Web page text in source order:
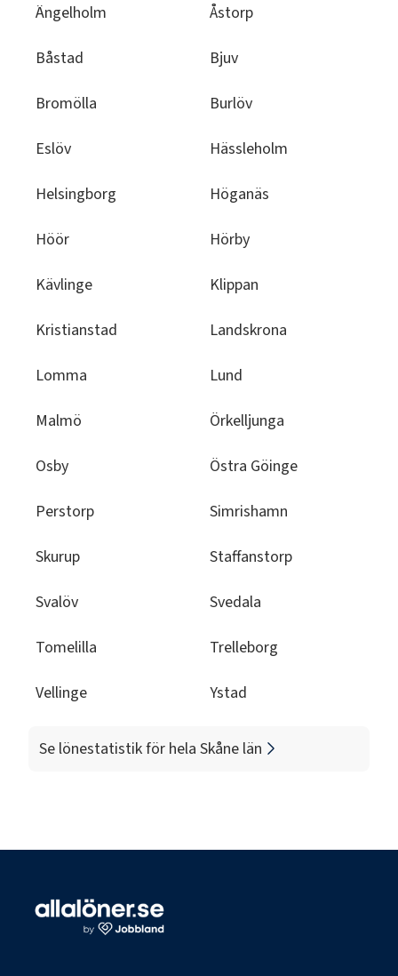
Ängelholm Åstorp
Båstad Bjuv
Bromölla Burlöv
Eslöv Hässleholm
Helsingborg Höganäs
Höör Hörby
Kävlinge Klippan
Kristianstad Landskrona
Lomma Lund
Malmö Örkelljunga
Osby Östra Göinge
Perstorp Simrishamn
Skurup Staffanstorp
Svalöv Svedala
Tomelilla Trelleborg
Vellinge Ystad
Se lönestatistik för hela Skåne län